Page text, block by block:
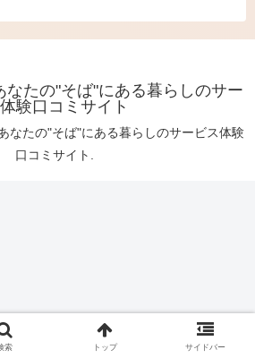
なたの"そば"にある暮らしのサー
験口コミサイト
なたの"そば"にある暮らしのサービス体験
口コミサイト.
索 トップ サイドバー